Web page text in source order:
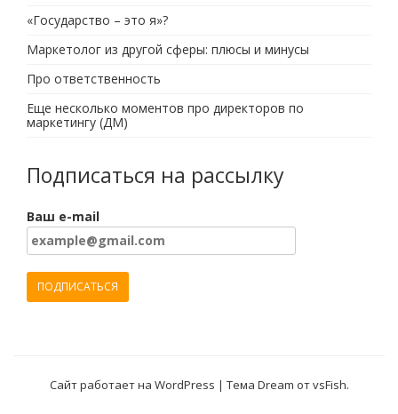
«Государство – это я»?
Маркетолог из другой сферы: плюсы и минусы
Про ответственность
Еще несколько моментов про директоров по
маркетингу (ДМ)
Подписаться на рассылку
Ваш e-mail
Сайт работает на WordPress | Тема Dream отvsFish.